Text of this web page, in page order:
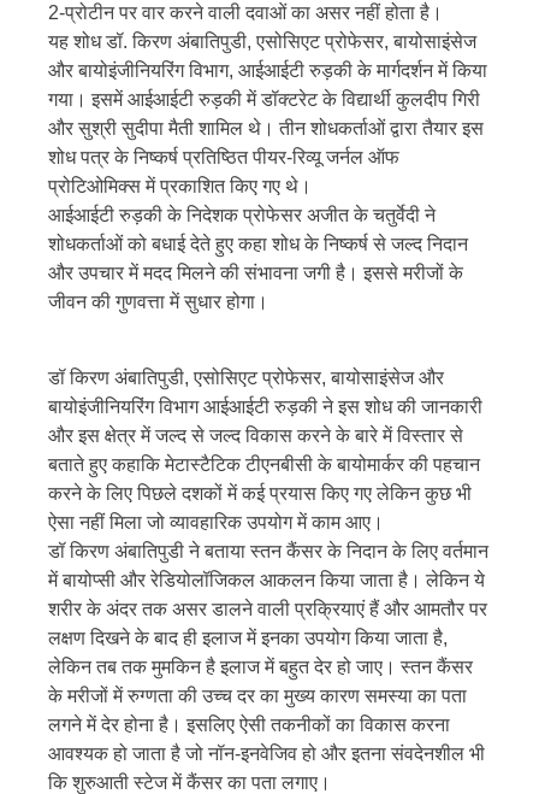
2-प्रोटीन पर वार करने वाली दवाओं का असर नहीं होता है।
यह शोध डॉ. किरण अंबातिपुडी, एसोसिएट प्रोफेसर, बायोसाइंसेज
और बायोइंजीनियरिंग विभाग, आईआईटी रुड़की के मार्गदर्शन में किया
गया। इसमें आईआईटी रुड़की में डॉक्टरेट के विद्यार्थी कुलदीप गिरी
और सुश्री सुदीपा मैती शामिल थे। तीन शोधकर्ताओं द्वारा तैयार इस
शोध पत्र के निष्कर्ष प्रतिष्ठित पीयर-रिव्यू जर्नल ऑफ
प्रोटिओमिक्स में प्रकाशित किए गए थे।
आईआईटी रुड़की के निदेशक प्रोफेसर अजीत के चतुर्वेदी ने
शोधकर्ताओं को बधाई देते हुए कहा शोध के निष्कर्ष से जल्द निदान
और उपचार में मदद मिलने की संभावना जगी है। इससे मरीजों के
जीवन की गुणवत्ता में सुधार होगा।
डॉ किरण अंबातिपुडी, एसोसिएट प्रोफेसर, बायोसाइंसेज और
बायोइंजीनियरिंग विभाग आईआईटी रुड़की ने इस शोध की जानकारी
और इस क्षेत्र में जल्द से जल्द विकास करने के बारे में विस्तार से
बताते हुए कहाकि मेटास्टैटिक टीएनबीसी के बायोमार्कर की पहचान
करने के लिए पिछले दशकों में कई प्रयास किए गए लेकिन कुछ भी
ऐसा नहीं मिला जो व्यावहारिक उपयोग में काम आए।
डॉ किरण अंबातिपुडी ने बताया स्तन कैंसर के निदान के लिए वर्तमान
में बायोप्सी और रेडियोलॉजिकल आकलन किया जाता है। लेकिन ये
शरीर के अंदर तक असर डालने वाली प्रक्रियाएं हैं और आमतौर पर
लक्षण दिखने के बाद ही इलाज में इनका उपयोग किया जाता है,
लेकिन तब तक मुमकिन है इलाज में बहुत देर हो जाए। स्तन कैंसर
के मरीजों में रुग्णता की उच्च दर का मुख्य कारण समस्या का पता
लगने में देर होना है। इसलिए ऐसी तकनीकों का विकास करना
आवश्यक हो जाता है जो नॉन-इनवेजिव हो और इतना संवदेनशील भी
कि शुरुआती स्टेज में कैंसर का पता लगाए।